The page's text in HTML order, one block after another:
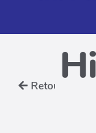
Retour